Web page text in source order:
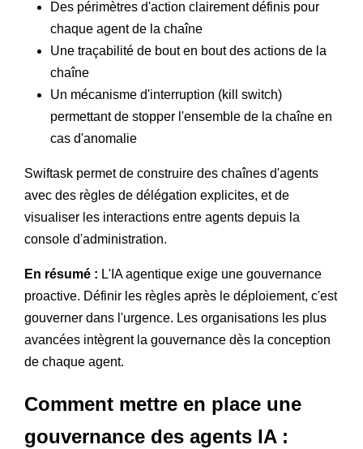
Des périmètres d'action clairement définis pour
chaque agent de la chaîne
Une traçabilité de bout en bout des actions de la
chaîne
Un mécanisme d'interruption (kill switch)
permettant de stopper l'ensemble de la chaîne en
cas d'anomalie
Swiftask permet de construire des chaînes d'agents
avec des règles de délégation explicites, et de
visualiser les interactions entre agents depuis la
console d'administration.
En résumé : L'IA agentique exige une gouvernance
proactive. Définir les règles après le déploiement, c'est
gouverner dans l'urgence. Les organisations les plus
avancées intègrent la gouvernance dès la conception
de chaque agent.
Comment mettre en place une
gouvernance des agents IA :